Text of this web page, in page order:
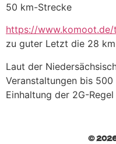
50 km-Strecke
https://www.komoot.de/
zu guter Letzt die 28
Laut der
Veranstaltungen bis
Einhaltung der 2G-
© 2026